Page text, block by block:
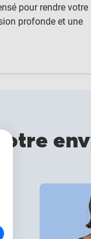
pour rendre votre
profonde et une